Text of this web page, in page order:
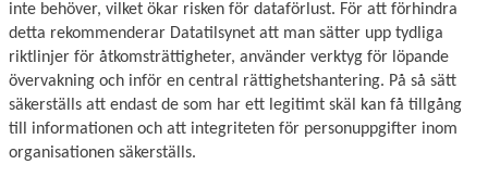
inte behöver, vilket ökar risken för dataförlust. För att förhindra
detta rekommenderar Datatilsynet att man sätter upp tydliga
riktlinjer för åtkomsträttigheter, använder verktyg för löpande
övervakning och inför en central rättighetshantering. På så sätt
säkerställs att endast de som har ett legitimt skäl kan få tillgång
till informationen och att integriteten för personuppgifter inom
organisationen säkerställs.